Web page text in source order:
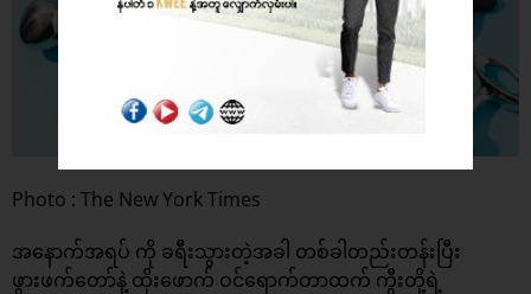
Photo : The New York Times
အနောက်အရပ် ကို ခရီးသွားတဲ့အခါ တစ်ခါတည်းတန်းပြီး
ဖွားဖက်တော်နဲ့ ထိုးဖောက် ဝင်ရောက်တာထက် ကွီးတို့ရဲ့